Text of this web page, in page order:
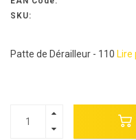
SKU:
Patte de Dérailleur - 110 Lire